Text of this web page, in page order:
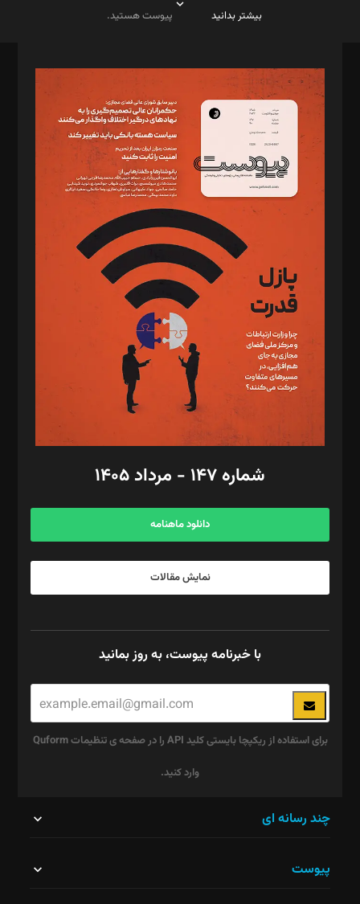
بیشتر بدانید
پیوست هستید.
مدیر مسئول: محمدباقر اثنی‌عشری
سردبیر: مهرک محمودی
دبیر تحریریه: میثم قاسمی
د‌بیر ناداستان: سمانه سمیع
د‌بیر خدمت و تجارت: ابوالفضل رجبی
د‌بیر حقوق فناوری: حسام‌الدین ایپکچی
د‌بیر پیوست جهان: مینا پاکدل
د‌بیر تحریریه آنلاین: بابک نقاش
تحریریه‌: مجتبی محمود‌ی، آرش برهمند، یسنا امان‌پور، سروش کرمیان،
مصطفی مسجدی آرانی، ابوالفضل رجبی، زهرا فکرانه، فائزه فتحی
رستمی،مصطفی باستان
ویرایش: نگار استاد‌‌آقا
طراح یونیفرم: مجید توکلی
فیلمبرداری و عکاسی: امیر شفیعی، مانی لطفی زاده
گرافیک و صفحه‌آرایی: سید‌سبحان‌علی ثابت
مد‌یر توسعه تجاری: کامبیز برید‌
امور مالی: شاپور رهبری، محمد‌ کاظمی‌نیا
آگهی و مشترکین: ۰۹۱۹۹۹۹۰۴۵۴
شماره ۱۴۷ - مرداد ۱۴۰۵
دانلود ماهنامه
نمایش مقالات
با خبرنامه پیوست، به روز بمانید
برای استفاده از ریکپچا بایستی کلید API را در صفحه ی تنظیمات Quform
وارد کنید.
نباید
چند رسانه ای
پیوست